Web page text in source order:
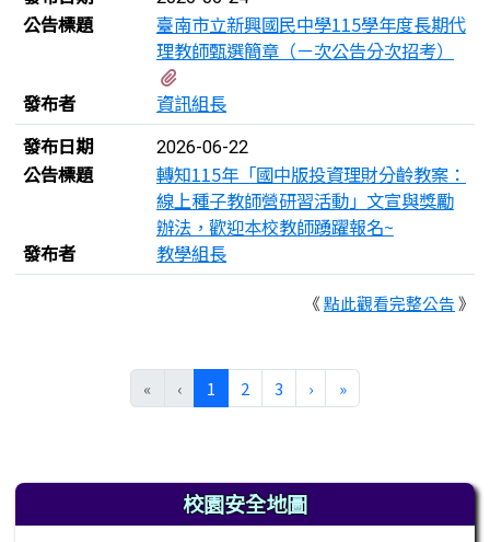
公告標題
臺南市立新興國民中學115學年度長期代
理教師甄選簡章（ㄧ次公告分次招考）
發布者
資訊組長
發布日期
2026-06-22
公告標題
轉知115年「國中版投資理財分齡教案：
線上種子教師營研習活動」文宣與獎勵
辦法，歡迎本校教師踴躍報名~
發布者
教學組長
《點此觀看完整公告》
« ‹ 1 (目前頁次)
2 3 ›下一頁
»最後頁
左邊區域內容 校園安全地圖